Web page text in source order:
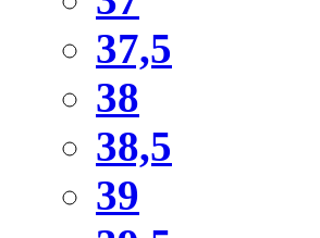
37,5
38
38,5
39